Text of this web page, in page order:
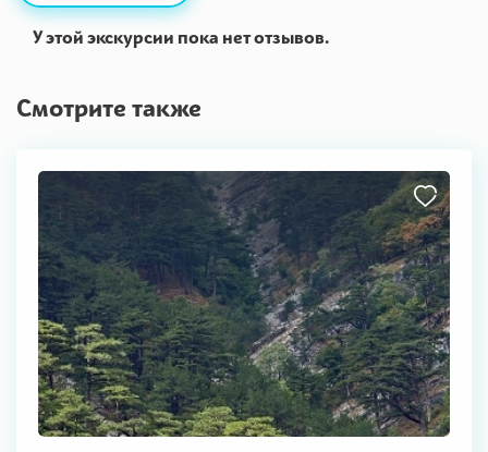
У этой экскурсии пока нет отзывов.
Смотрите также